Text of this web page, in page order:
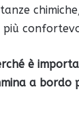
è
a bordo